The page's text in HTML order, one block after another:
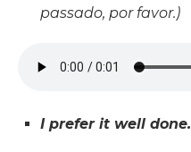
passado, por favor.)
I prefer it well done.